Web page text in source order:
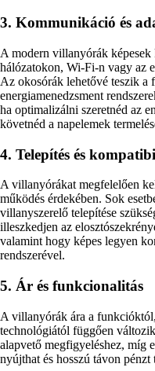
3. Kommunikáció és
A modern villanyórák
hálózatokon, Wi-Fi-n vagy az
Az okosórák lehetővé teszik a
energiamenedzsment
ha optimalizálni szeretnéd az
követnéd a napelemek
4. Telepítés és
A villanyórákat megfelelően
működés érdekében. Sok
villanyszerelő telepítése
illeszkedjen az
valamint hogy képes legyen
rendszerével.
5. Ár és funkcionalitás
A villanyórák ára a
technológiától függően
alapvető megfigyeléshez, míg
nyújthat és hosszú távon pénzt